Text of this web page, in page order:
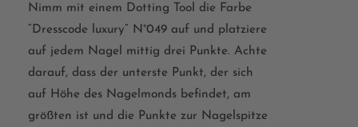
Nimm mit einem Dotting Tool die Farbe
“Dresscode
luxury” N°049 auf und platziere
auf jedem Nagel mittig drei Punkte. Achte
darauf, dass der unterste Punkt, der sich
auf Höhe des Nagelmonds befindet, am
größten ist und die Punkte zur Nagelspitze